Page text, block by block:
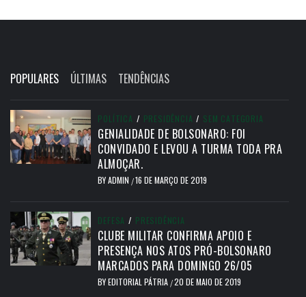
POPULARES ÚLTIMAS TENDÊNCIAS
POLÍTICA / PRESIDÊNCIA / SEM CATEGORIA
GENIALIDADE DE BOLSONARO: FOI
CONVIDADO E LEVOU A TURMA TODA PRA
ALMOÇAR.
BYADMIN /16 DE MARÇO DE 2019
DEFESA / PRESIDÊNCIA
CLUBE MILITAR CONFIRMA APOIO E
PRESENÇA NOS ATOS PRÓ-BOLSONARO
MARCADOS PARA DOMINGO 26/05
BYEDITORIAL PÁTRIA /20 DE MAIO DE 2019